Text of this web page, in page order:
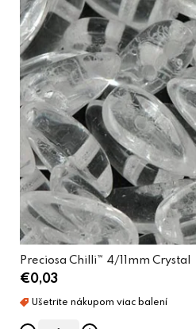
Preciosa Chilli™ 4/11mm Crystal
€0,03